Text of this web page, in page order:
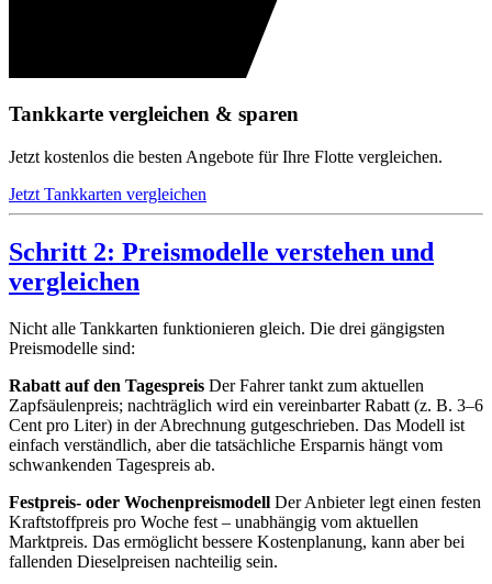
Tankkarte vergleichen & sparen
Jetzt kostenlos die besten Angebote für Ihre Flotte vergleichen.
Jetzt Tankkarten vergleichen
Schritt 2: Preismodelle verstehen und
vergleichen
Nicht alle Tankkarten funktionieren gleich. Die drei gängigsten
Preismodelle sind:
Rabatt auf den Tagespreis Der Fahrer tankt zum aktuellen
Zapfsäulenpreis; nachträglich wird ein vereinbarter Rabatt (z. B. 3–6
Cent pro Liter) in der Abrechnung gutgeschrieben. Das Modell ist
einfach verständlich, aber die tatsächliche Ersparnis hängt vom
schwankenden Tagespreis ab.
Festpreis- oder Wochenpreismodell Der Anbieter legt einen festen
Kraftstoffpreis pro Woche fest – unabhängig vom aktuellen
Marktpreis. Das ermöglicht bessere Kostenplanung, kann aber bei
fallenden Dieselpreisen nachteilig sein.